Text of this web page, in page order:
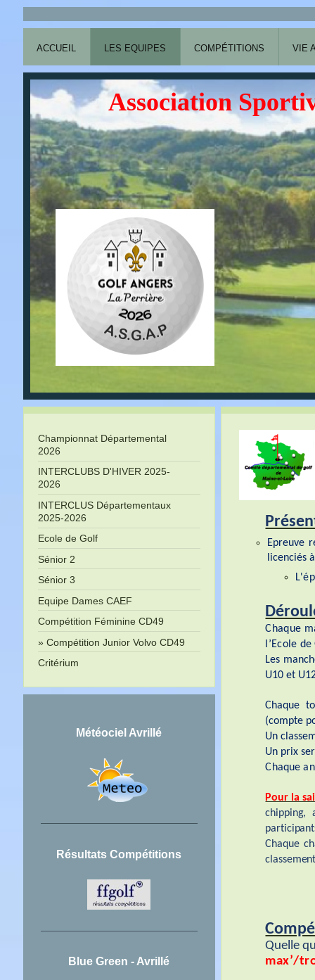
ACCUEIL LES EQUIPES COMPÉTITIONS VIE
Association
Epreuve
licenciés
Chaque
l’Ecole
Les
U10 et
Chaque
(compte
Un
Un prix
Chaque
Pour la
chipping,
Chaque
Quelle
max’/
Championnat Départemental
2026
INTERCLUBS D'HIVER 2025-
2026
INTERCLUS Départementaux
2025-2026
Ecole de Golf
Sénior 2
Sénior 3
Equipe Dames CAEF
Compétition Féminine CD49
Compétition Junior Volvo CD49
Critérium
Météociel Avrillé
Résultats Compétitions
Blue Green - Avrillé